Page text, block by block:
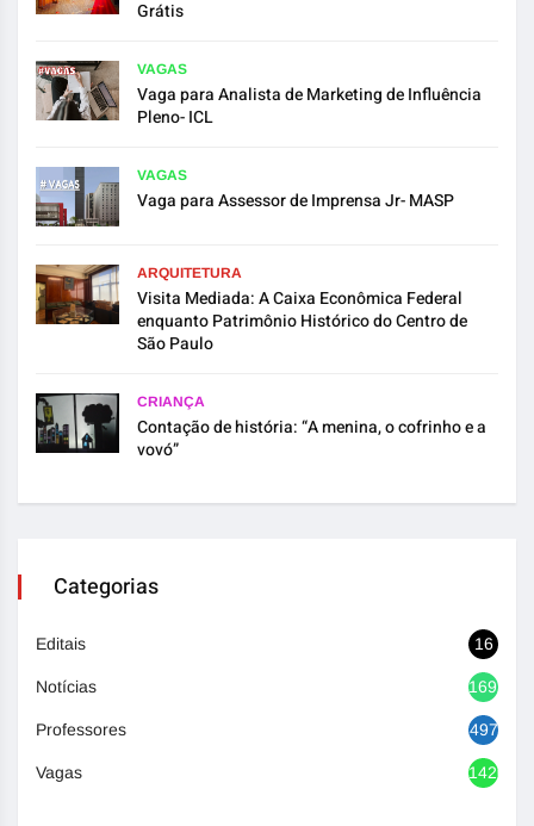
Grátis
VAGAS
Vaga para Analista de Marketing de Influência
Pleno- ICL
VAGAS
Vaga para Assessor de Imprensa Jr- MASP
ARQUITETURA
Visita Mediada: A Caixa Econômica Federal
enquanto Patrimônio Histórico do Centro de
São Paulo
CRIANÇA
Contação de história: “A menina, o cofrinho e a
vovó”
Categorias
Editais 16
Notícias 1692
Professores 497
Vagas 1420